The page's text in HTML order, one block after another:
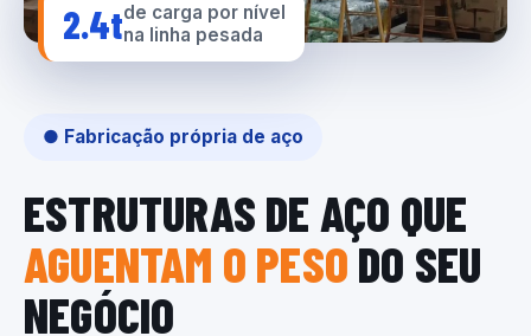
● Fabricação própria de aço
ESTRUTURAS DE AÇO QUE
AGUENTAM O PESODO SEU
NEGÓCIO
2.4tde carga por nível
na linha pesada